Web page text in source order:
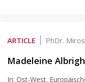
ARTICLE PhDr.
Madeleine
In: Ost-West.